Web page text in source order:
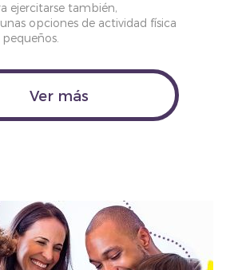
ejercitarse también,
opciones de actividad física
Ver más